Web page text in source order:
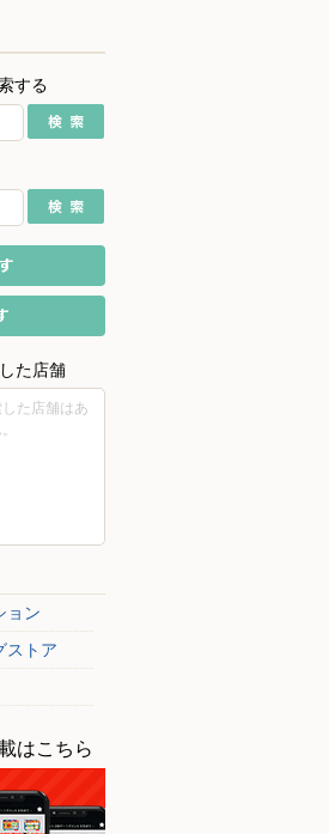
する
た店舗
た店舗はあ
ョン
ストア
はこちら